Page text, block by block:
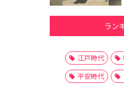
ラン
江戸時代
平安時代